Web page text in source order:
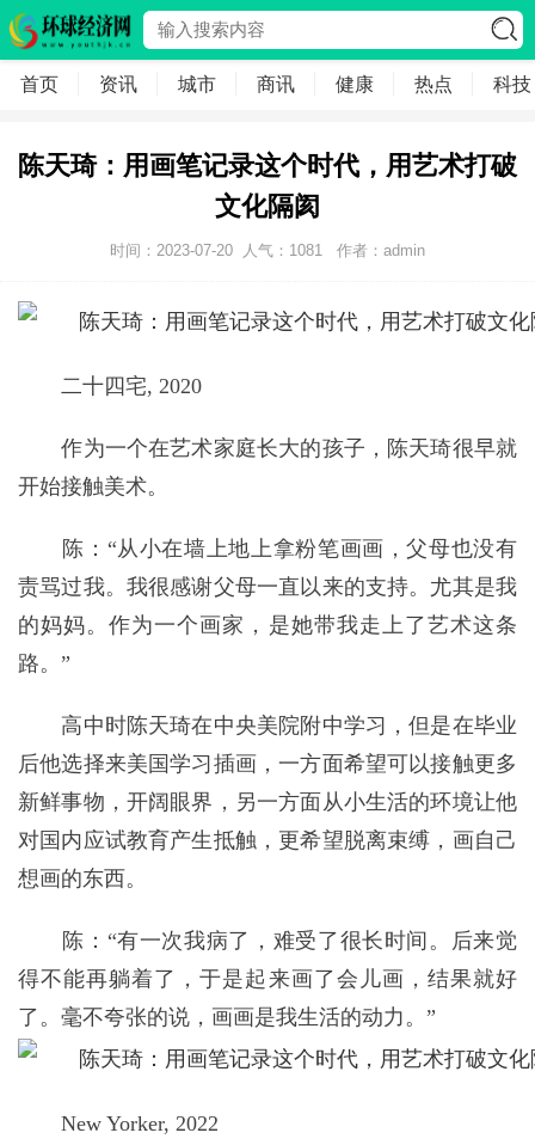
首页 资讯 城市 商讯 健康 热点 科技
陈天琦：用画笔记录这个时代，用艺术打破
文化隔阂
时间：2023-07-20 人气： 1081 作者：admin
二十四宅, 2020
作为一个在艺术家庭长大的孩子，陈天琦很早就
开始接触美术。
陈：“从小在墙上地上拿粉笔画画，父母也没有
责骂过我。我很感谢父母一直以来的支持。尤其是我
的妈妈。作为一个画家，是她带我走上了艺术这条
路。”
高中时陈天琦在中央美院附中学习，但是在毕业
后他选择来美国学习插画，一方面希望可以接触更多
新鲜事物，开阔眼界，另一方面从小生活的环境让他
对国内应试教育产生抵触，更希望脱离束缚，画自己
想画的东西。
陈：“有一次我病了，难受了很长时间。后来觉
得不能再躺着了，于是起来画了会儿画，结果就好
了。毫不夸张的说，画画是我生活的动力。”
New Yorker, 2022